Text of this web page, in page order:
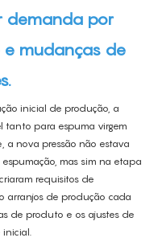
demanda por
e mudanças de
inicial de produção, a
tanto para espuma virgem
a nova pressão não estava
mas sim na etapa
requisitos de
arranjos de produção cada
de produto e os ajustes de
inicial.